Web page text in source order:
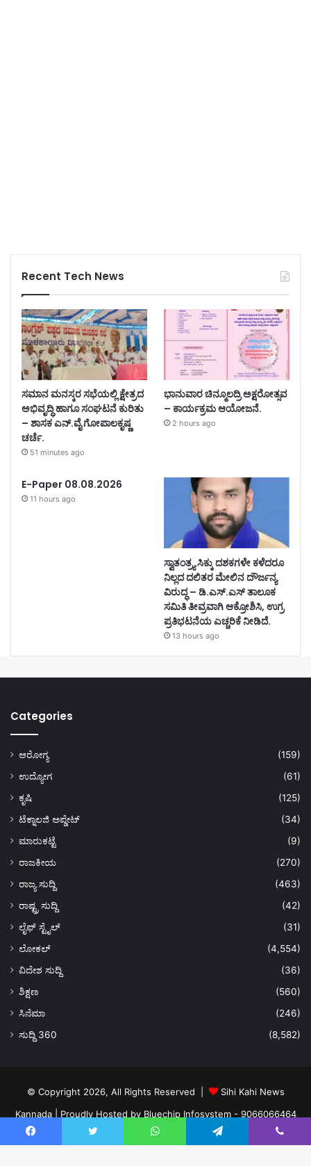
Recent Tech News
ಸಮಾನ ಮನಸ್ಕರ ಸಭೆಯಲ್ಲಿ ಕ್ಷೇತ್ರದ
ಅಭಿವೃದ್ಧಿ ಹಾಗೂ ಸಂಘಟನೆ ಕುರಿತು
– ಶಾಸಕ ಎನ್.ವೈ ಗೋಪಾಲಕೃಷ್ಣ
ಚರ್ಚೆ.
51 minutes ago
ಭಾನುವಾರ ಚಿನ್ಮೂಲದ್ರಿ ಅಕ್ಷರೋತ್ಸವ
– ಕಾರ್ಯಕ್ರಮ ಆಯೋಜನೆ.
2 hours ago
E-Paper 08.08.2026
11 hours ago
ಸ್ವಾತಂತ್ರ್ಯ ಸಿಕ್ಕು ದಶಕಗಳೇ ಕಳೆದರೂ
ನಿಲ್ಲದ ದಲಿತರ ಮೇಲಿನ ದೌರ್ಜನ್ಯ
ವಿರುದ್ಧ – ಡಿ.ಎಸ್.ಎಸ್ ತಾಲೂಕ
ಸಮಿತಿ ತೀವ್ರವಾಗಿ ಆಕ್ರೋಶಿಸಿ, ಉಗ್ರ
ಪ್ರತಿಭಟನೆಯ ಎಚ್ಚರಿಕೆ ನೀಡಿದೆ.
13 hours ago
Categories
ಆರೋಗ್ಯ
(159)
ಉದ್ಯೋಗ
(61)
ಕೃಷಿ
(125)
ಟೆಕ್ನಾಲಜಿ ಅಪ್ಡೇಟ್
(34)
ಮಾರುಕಟ್ಟೆ
(9)
ರಾಜಕೀಯ
(270)
ರಾಜ್ಯ ಸುದ್ದಿ
(463)
ರಾಷ್ಟ್ರ ಸುದ್ದಿ
(42)
ಲೈಫ್ ಸ್ಟೈಲ್
(31)
ಲೋಕಲ್
(4,554)
ವಿದೇಶ ಸುದ್ದಿ
(36)
ಶಿಕ್ಷಣ
(560)
ಸಿನೆಮಾ
(246)
ಸುದ್ದಿ 360
(8,582)
© Copyright 2026, All Rights Reserved |
Sihi Kahi News
Kannada| Proudly Hosted by Bluechip Infosystem - 9066066464
About US
Privacy Policy Ads Policy
Terms and Conditions
Facebook Twitter WhatsApp Telegram Viber